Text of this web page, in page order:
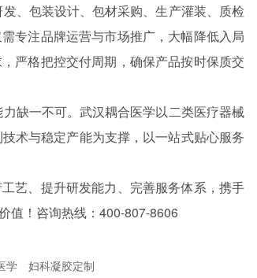
、包装设计、包材采购、生产灌装、质检
专注品牌运营与市场推广，大幅降低入局
严格把控交付周期，确保产品按时保质交
缺一不可。武汉耦合医学以二类医疗器械
术与稳定产能为支撑，以一站式贴心服务
艺、提升研发能力、完善服务体系，携手
值！咨询热线：400-807-8606
学
妇科凝胶定制